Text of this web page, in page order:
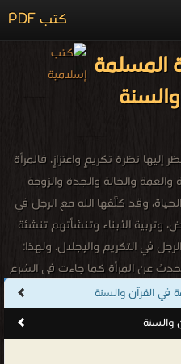
كتب PDF
المسلمة
إليها نظرة تكريمٍ واعتزازٍ، فالمرأة
والخالة والجدة والزوجة
وقد كلَّفها الله مع الرجل في
الأبناء وتنشأتهم تنشئة
في التكريم والإجلال. ولهذا؛
عن المرأة كما جاءت في الشرع
التي خصها الله بها..
مجانا
في القرآن والسنة
والسنة